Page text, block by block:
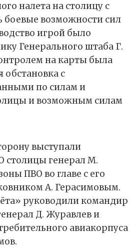
налета на столицу с
боевые возможности сил
игрой было
Генерального штаба Г.
на карты была
обстановка с
по силам и
и возможным силам
выступали
генерал М.
ПВО во главе с его
А. Герасимовым.
руководили командир
Д. Журавлев и
авиакорпуса